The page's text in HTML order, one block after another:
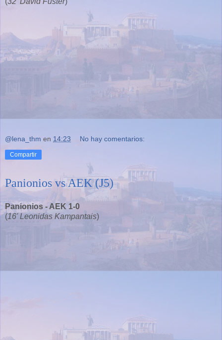
@lena_thm en 14:23 No hay comentarios:
Compartir
Panionios vs AEK (J5)
Panionios - AEK 1-0
(16' Leonidas Kampantais)